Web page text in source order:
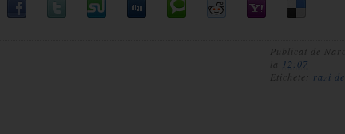
Publicat de
la
12:07
Etichete: razi de